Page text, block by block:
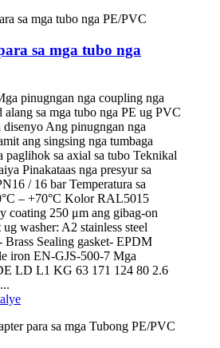
sa mga tubo nga
pinugngan nga coupling nga
alang sa mga tubo nga PE ug PVC
disenyo Ang pinugngan nga
ang singsing nga tumbaga
paglihok sa axial sa tubo Teknikal
Pinakataas nga presyur sa
/ 16 bar Temperatura sa
– +70°C Kolor RAL5015
coating 250 μm ang gibag-on
washer: A2 stainless steel
Sealing gasket- EPDM
iron EN-GJS-500-7 Mga
LD L1 KG 63 171 124 80 2.6